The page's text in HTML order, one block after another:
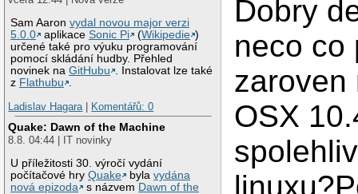
Sam Aaronvydal novou major verzi
5.0.0
aplikaceSonic Pi (Wikipedie )
určené také pro výuku programování
pomocí skládání hudby. Přehled
novinek naGitHubu . Instalovat lze také
z Flathubu .
Ladislav Hagara
Komentářů: 0
Quake: Dawn of the Machine
8.8. 04:44 | IT novinky
U příležitosti 30. výročí vydání
počítačové hryQuake bylavydána
nová epizoda
s názvem Dawn of the
Dobry
neco co
zaroven
OSX